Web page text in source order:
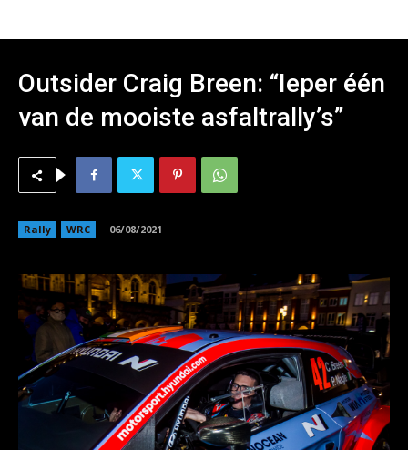
Outsider Craig Breen: “Ieper één
van de mooiste asfaltrally’s”
Rally WRC 06/08/2021